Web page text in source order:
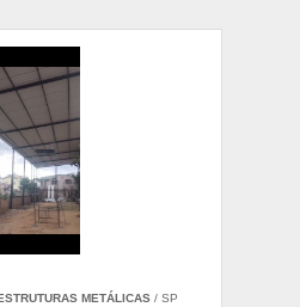
METÁLICAS / SP